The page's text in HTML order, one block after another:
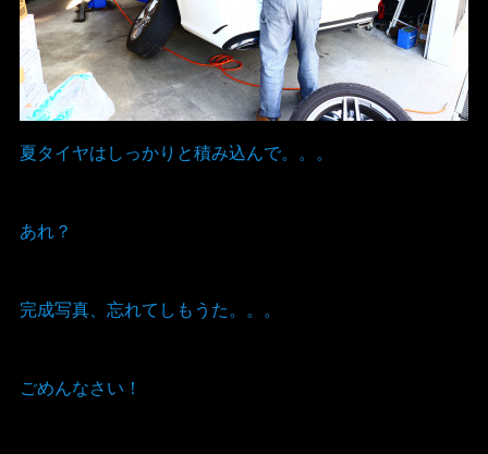
夏タイヤはしっかりと積み込んで。。。
あれ？
完成写真、忘れてしもうた。。。
ごめんなさい！